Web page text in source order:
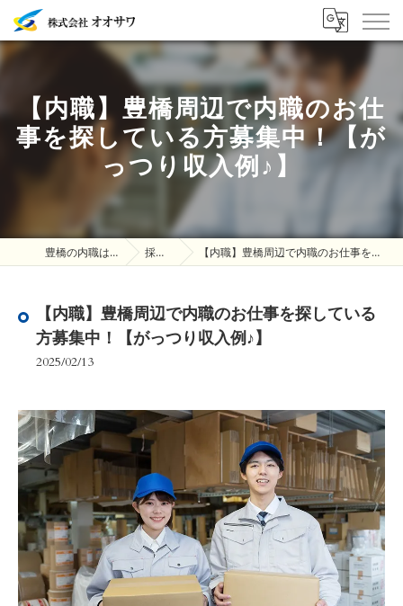
【内職】豊橋周辺で内職のお仕
事を探している方募集中！【が
っつり収入例♪】
豊橋の内職は株式会社オオサワ 採用ブログ 【内職】豊橋周辺で内職のお仕事を探している方募集中！【がっつり収入例♪】
【内職】豊橋周辺で内職のお仕事を探している
方募集中！【がっつり収入例♪】
2025/02/13